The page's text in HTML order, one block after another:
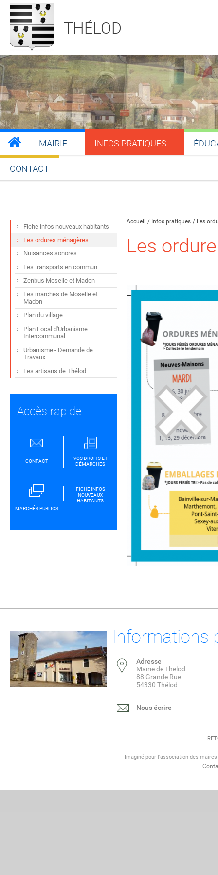
THÉLOD
MAIRIE INFOS PRATIQUES
CONTACT
Accueil Infos pratiques Les
Les
Fiche infos nouveaux habitants
Les ordures ménagères
Nuisances sonores
Les transports en commun
Zenbus Moselle et Madon
Les marchés de Moselle et
Madon
Plan du village
Plan Local d'Urbanisme
Intercommunal
Urbanisme - Demande de
Travaux
Les artisans de Thélod
Accès rapide
CONTACT
VOS DROITS ET
DÉMARCHES
MARCHÉS PUBLICS
FICHE INFOS
NOUVEAUX
HABITANTS
Informations
Adresse
Mairie de Thélod
88 Grande Rue
54330 Thélod
Nous écrire
Imaginé pour l'association des